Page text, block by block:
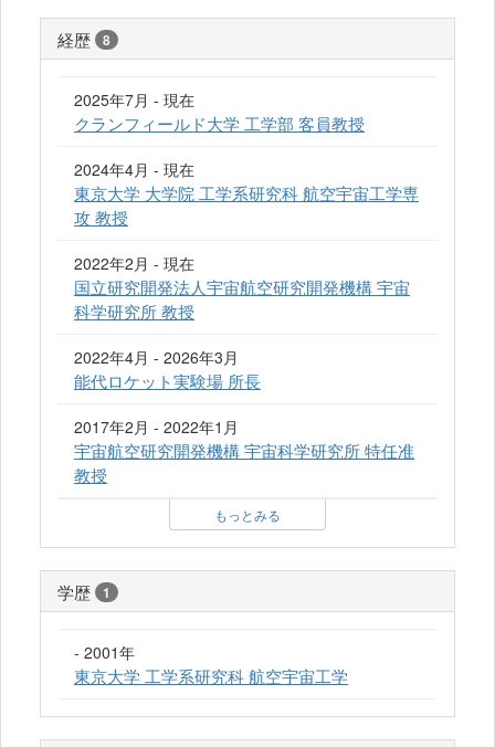
経歴 8
2025年7月 - 現在
クランフィールド大学 工学部 客員教授
2024年4月 - 現在
東京大学 大学院 工学系研究科 航空宇宙工学専
攻 教授
2022年2月 - 現在
国立研究開発法人宇宙航空研究開発機構 宇宙
科学研究所 教授
2022年4月 - 2026年3月
能代ロケット実験場 所長
2017年2月 - 2022年1月
宇宙航空研究開発機構 宇宙科学研究所 特任准
教授
もっとみる
学歴 1
- 2001年
東京大学 工学系研究科 航空宇宙工学